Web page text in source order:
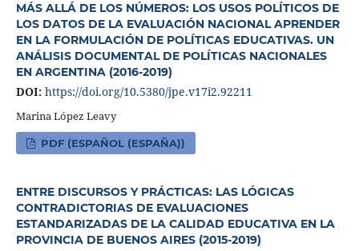
MÁS ALLÁ DE LOS NÚMEROS: LOS USOS POLÍTICOS DE
LOS DATOS DE LA EVALUACIÓN NACIONAL APRENDER
EN LA FORMULACIÓN DE POLÍTICAS EDUCATIVAS. UN
ANÁLISIS DOCUMENTAL DE POLÍTICAS NACIONALES
EN ARGENTINA (2016-2019)
DOI: https://doi.org/10.5380/jpe.v17i2.92211
Marina López Leavy
PDF (ESPAÑOL (ESPAÑA))
ENTRE DISCURSOS Y PRÁCTICAS: LAS LÓGICAS
CONTRADICTORIAS DE EVALUACIONES
ESTANDARIZADAS DE LA CALIDAD EDUCATIVA EN LA
PROVINCIA DE BUENOS AIRES (2015-2019)